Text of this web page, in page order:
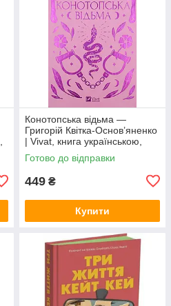
Конотопська відьма —
Григорій Квітка-Основ’яненко
| Vivat, книга українською,
нова, тверда
Готово до відправки
449 ₴
Купити